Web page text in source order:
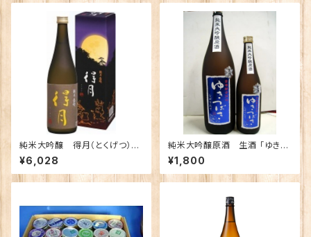
純米大吟醸 得月（とくげつ）72
0ｍｌ
¥6,028
純米大吟醸原酒 生酒 「ゆきつ
ばき しぼりたて生酒」720ｍｌ
¥1,800